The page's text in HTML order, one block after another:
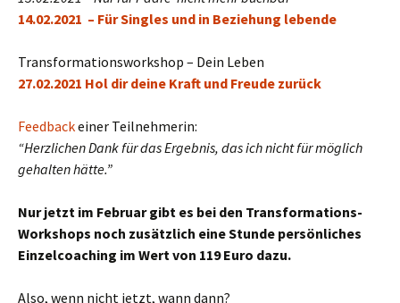
14.02.2021 – Für Singles und in Beziehung lebende
Transformationsworkshop – Dein Leben
27.02.2021 Hol dir deine Kraft und Freude zurück
Feedbackeiner Teilnehmerin:
“Herzlichen Dank für das Ergebnis, das ich nicht für möglich
gehalten hätte.”
Nur jetzt im Februar gibt es bei den Transformations-
Workshops noch zusätzlich eine Stunde persönliches
Einzelcoaching im Wert von 119 Euro dazu.
Also, wenn nicht jetzt, wann dann?